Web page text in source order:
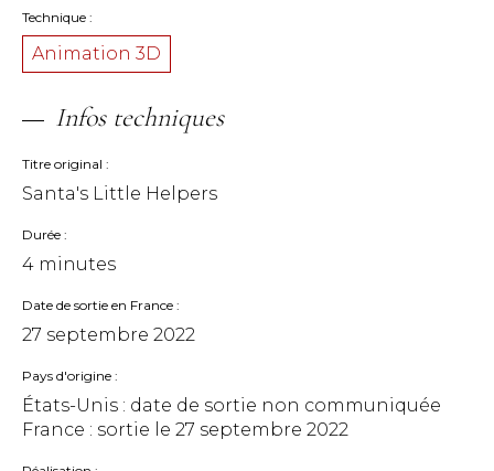
Technique
Animation 3D
Infos techniques
Titre original
Santa's Little Helpers
Durée
4 minutes
Date de sortie en France
27 septembre 2022
Pays d'origine
États-Unis : date de sortie non communiquée
France : sortie le 27 septembre 2022